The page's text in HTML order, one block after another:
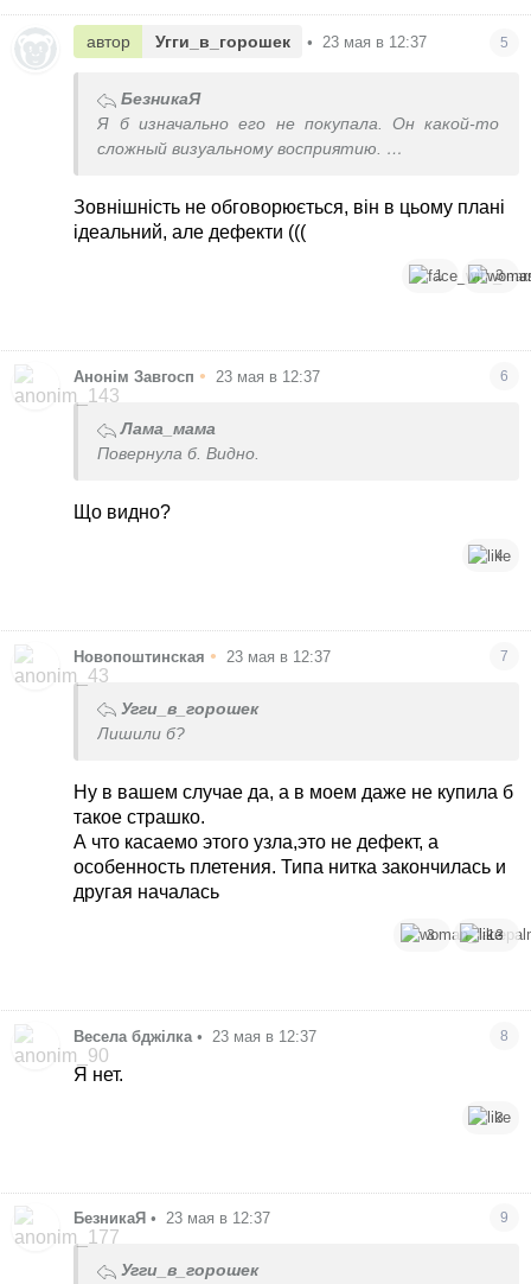
автор Угги_в_горошек • 23 мая в 12:37 5
БезникаЯ
Я б изначально его не покупала. Он какой-то
сложный визуальному восприятию.
Я б его вернула под предлогом дефектов и
выбрала б другой
Зовнішність не обговорюється, він в цьому плані
ідеальний, але дефекти (((
1 3
Анонім Завгосп • 23 мая в 12:37 6
Лама_мама
Повернула б. Видно.
Що видно?
4
Новопоштинская • 23 мая в 12:37 7
Угги_в_горошек
Лишили б?
Ну в вашем случае да, а в моем даже не купила б
такое страшко.
А что касаемо этого узла,это не дефект, а
особенность плетения. Типа нитка закончилась и
другая началась
3 13
Весела бджілка • 23 мая в 12:37 8
Я нет.
3
БезникаЯ • 23 мая в 12:37 9
Угги_в_горошек